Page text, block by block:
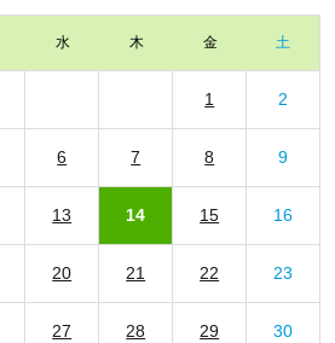
水 木 金 土
1 2
6 7 8 9
13 14 15 16
20 21 22 23
27 28 29 30